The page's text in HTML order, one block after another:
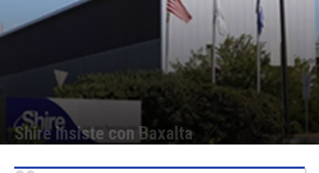
Shire insiste con Baxalta